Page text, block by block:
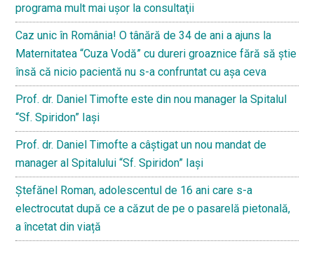
programa mult mai uşor la consultaţii
Caz unic în România! O tânără de 34 de ani a ajuns la
Maternitatea “Cuza Vodă” cu dureri groaznice fără să ştie
însă că nicio pacientă nu s-a confruntat cu așa ceva
Prof. dr. Daniel Timofte este din nou manager la Spitalul
“Sf. Spiridon” Iaşi
Prof. dr. Daniel Timofte a câștigat un nou mandat de
manager al Spitalului “Sf. Spiridon” Iași
Ştefănel Roman, adolescentul de 16 ani care s-a
electrocutat după ce a căzut de pe o pasarelă pietonală,
a încetat din viață